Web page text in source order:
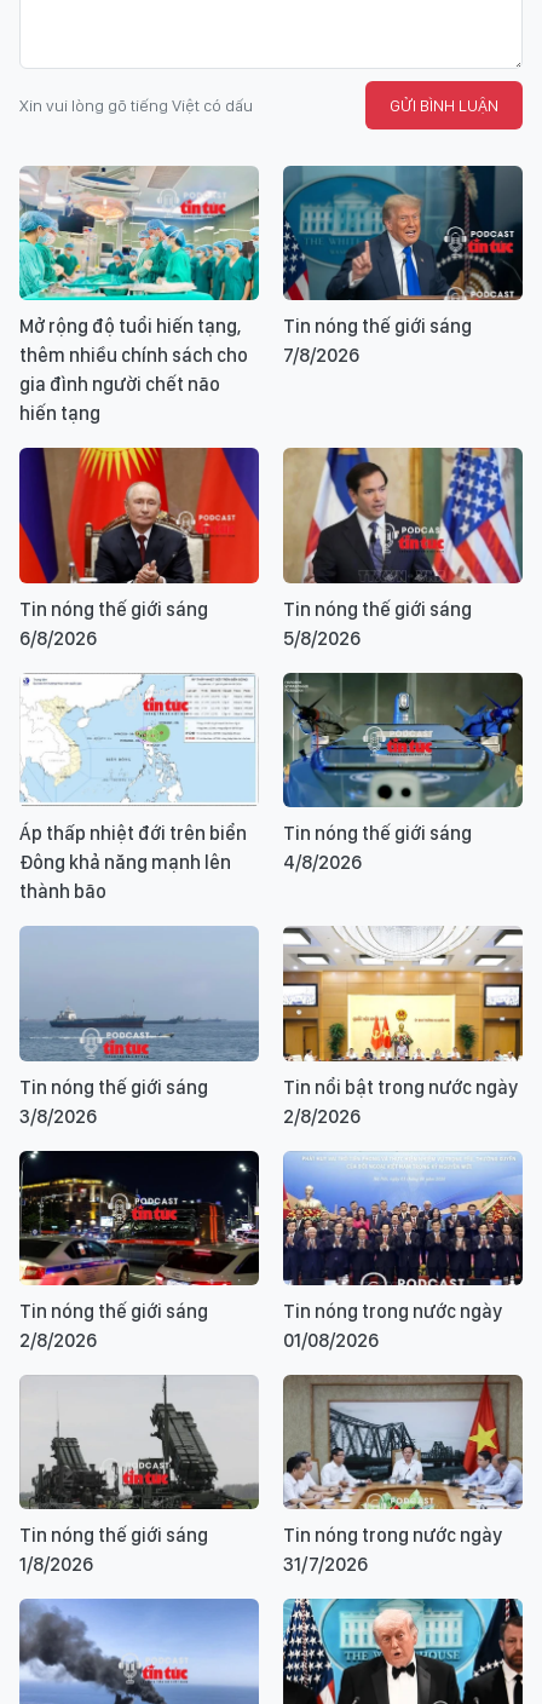
Xin vui lòng gõ tiếng Việt có dấu GỬI BÌNH LUẬN
Mở rộng độ tuổi hiến tạng,
thêm nhiều chính sách cho
gia đình người chết não
hiến tạng
Tin nóng thế giới sáng
7/8/2026
Tin nóng thế giới sáng
6/8/2026
Tin nóng thế giới sáng
5/8/2026
Áp thấp nhiệt đới trên biển
Đông khả năng mạnh lên
thành bão
Tin nóng thế giới sáng
4/8/2026
Tin nóng thế giới sáng
3/8/2026
Tin nổi bật trong nước ngày
2/8/2026
Tin nóng thế giới sáng
2/8/2026
Tin nóng trong nước ngày
01/08/2026
Tin nóng thế giới sáng
1/8/2026
Tin nóng trong nước ngày
31/7/2026